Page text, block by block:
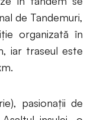
de Tandemuri,
organizată în
iar traseul este
pasionații de